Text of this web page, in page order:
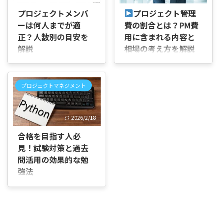
りやすく解説いたします。読
者の皆様が、これからプロジ
ェクトを始めるにあたって必
要となる知識をしっかり把握
できる内容を目指しました。
まず、「プロジェクトマネジ
メントとは何か」という基本
的な定義から始まり、具体的
にどのような流れで進めてい
くのか、その主なプロセスに
ついてご紹介します。また、
プロジェ ...
これは、単に数字やデータを
集めるだけではなく、集めた
情報をもとに「どこが順調な
のか」「どこに問題がありそ
うか」を明らかにする作業で
す。たとえば、家を建てるプ
ロジェクトで考えると、予算
プロジェクトメンバ
ーは何人までが適
正？人数別の目安を
解説
はじめに 「プロジェクトメン
バーは何人くらいが適正なの
だろう」「人数を増やしたほ
うが早く終わるのか、それと
も少人数のほうが進めやすい
のだろう」と迷っていません
か。 新しいプロジェクトを立
積もってメンバーを集めたも
のの、途中で作業が偏った
り、反対に人数が多すぎて会
議や情報共有に時間がかかっ
か判断できなくなることもあ
プロジェクト管理
費の割合とは？PM費
用に含まれる内容と
相場の考え方を解説
PM（プロジェクトマネージ
プロジェクトマネジメント
2026/2/18
合格を目指す人必
見！試験対策と過去
問活用の効果的な勉
強法